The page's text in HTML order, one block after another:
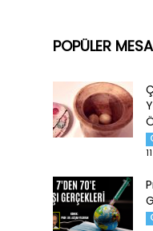
POPÜLER